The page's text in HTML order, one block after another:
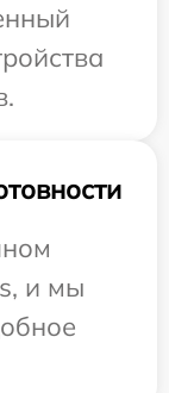
и мы